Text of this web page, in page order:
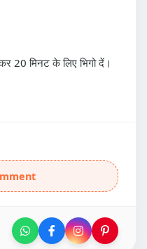
20 मिनट के लिए भिगो दें।